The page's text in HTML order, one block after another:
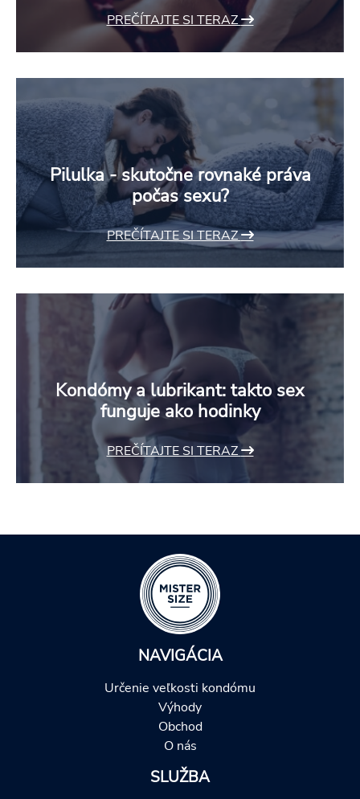
PREČÍTAJTE SI TERAZ
Pilulka - skutočne rovnaké práva
počas sexu?
PREČÍTAJTE SI TERAZ
Kondómy a lubrikant: takto sex
funguje ako hodinky
PREČÍTAJTE SI TERAZ
NAVIGÁCIA
Určenie veľkosti kondómu
Výhody
Obchod
O nás
SLUŽBA